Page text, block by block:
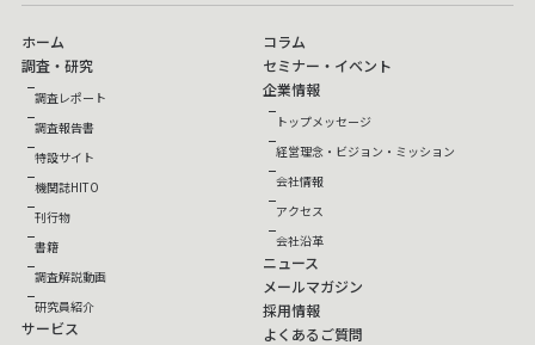
ホーム
調査・研究
調査レポート
調査報告書
特設サイト
機関誌HITO
刊行物
書籍
調査解説動画
研究員紹介
サービス
コラム
セミナー・イベント
企業情報
トップメッセージ
経営理念・ビジョン・ミッション
会社情報
アクセス
会社沿革
ニュース
メールマガジン
採用情報
よくあるご質問